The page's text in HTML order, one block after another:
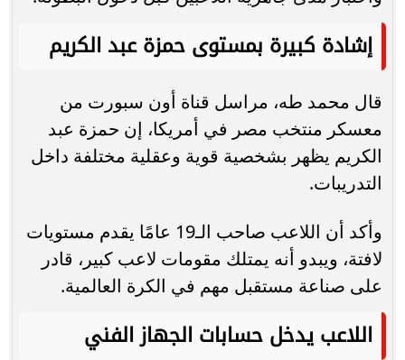
إشادة كبيرة بمستوى حمزة عبد الكريم
قال محمد طه، مراسل قناة أون سبورت من
معسكر منتخب مصر في أمريكا، إن حمزة عبد
الكريم يظهر بشخصية قوية وعقلية مختلفة داخل
التدريبات.
وأكد أن اللاعب صاحب الـ19 عامًا يقدم مستويات
لافتة، ويبدو أنه يمتلك مقومات لاعب كبير، قادر
على صناعة مستقبل مهم في الكرة العالمية.
اللاعب يدخل حسابات الجهاز الفني